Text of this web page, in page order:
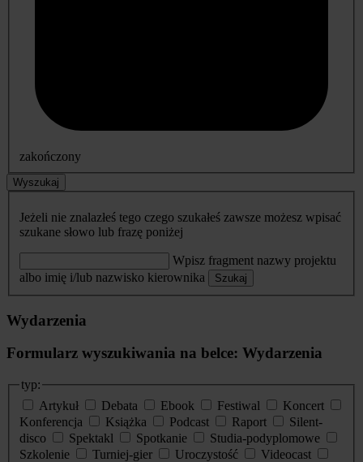
zakończony
Wyszukaj
Jeżeli nie znalazłeś tego czego szukałeś zawsze możesz wpisać
szukane słowo lub frazę poniżej
Wpisz fragment nazwy projektu
albo imię i/lub nazwisko kierownika
Szukaj
Wydarzenia
Formularz wyszukiwania na belce: Wydarzenia
typ:
Artykuł
Debata Ebook Festiwal
Koncert
Konferencja
Książka Podcast Raport
Silent-
disco
Spektakl Spotkanie
Studia-podyplomowe
Szkolenie
Turniej-gier Uroczystość
Videocast